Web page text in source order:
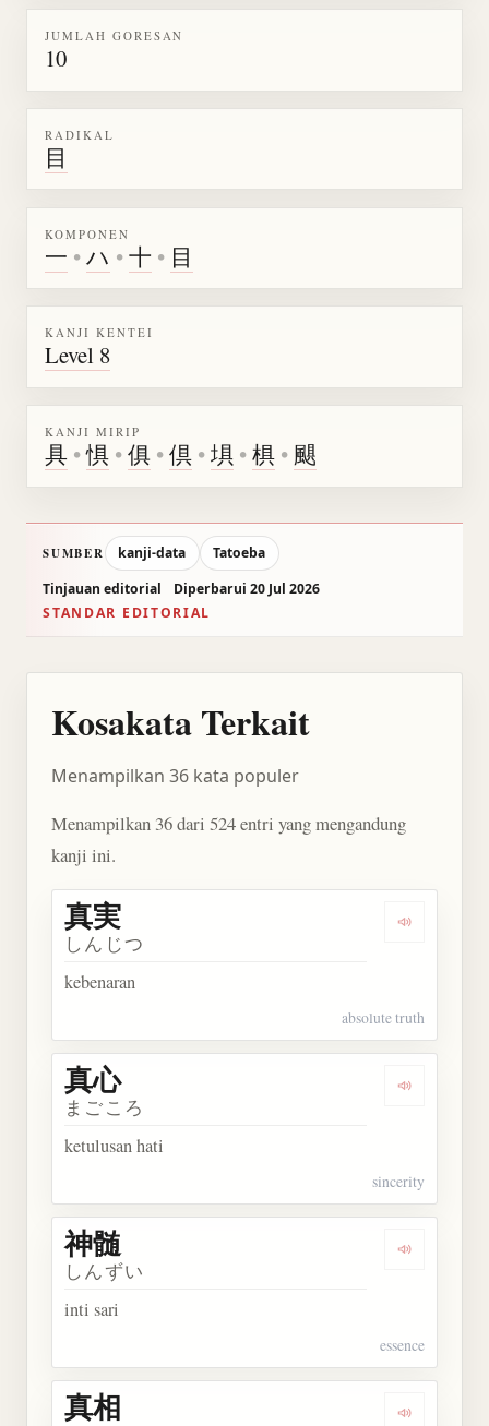
JUMLAH GORESAN
10
RADIKAL
目
KOMPONEN
一 •ハ •十 • 目
KANJI KENTEI
Level 8
KANJI MIRIP
具 •惧 •俱 •倶 •埧 •椇 • 颶
SUMBER kanji-data
Tatoeba
Tinjauan editorial
Diperbarui 20 Jul 2026
STANDAR EDITORIAL
Kosakata Terkait
Menampilkan 36 kata populer
Menampilkan 36 dari 524 entri yang mengandung
kanji ini.
Dengarkan
真実
しんじつ
kebenaran
absolute truth
Dengarkan
真心
まごころ
ketulusan hati
sincerity
Dengarkan
神髄
しんずい
inti sari
essence
真相